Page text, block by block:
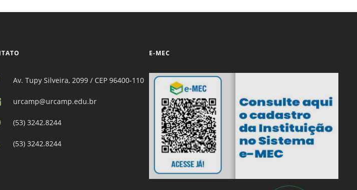
Av. Tupy Silveira, 2099 / CEP 96400-110
urcamp@urcamp.edu.br
(53) 3242.8244
(53) 3242.8244
E-MEC